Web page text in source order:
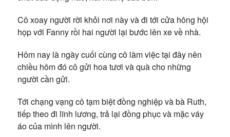
Cô xoay người rời khỏi nơi này và đi tới cửa hông hội
họp với Fanny rồi hai người lại bước lên xe về nhà.
Hôm nay là ngày cuối cùng cô làm việc tại đây nên
chiều hôm đó cô gửi hoa tươi và quà cho những
người cần gửi.
Tới chạng vạng cô tạm biệt đồng nghiệp và bà Ruth,
tiếp theo đi lĩnh lương, trả lại đồng phục và mặc váy
áo của mình lên người.